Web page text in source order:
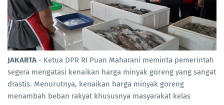
JAKARTA - Ketua DPR RI Puan Maharani meminta pemerintah
segera mengatasi kenaikan harga minyak goreng yang sangat
drastis. Menurutnya, kenaikan harga minyak goreng
menambah beban rakyat khususnya masyarakat kelas